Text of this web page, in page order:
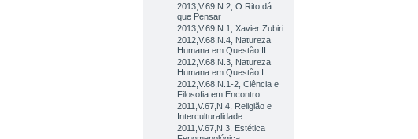
2013,V.69,N.2, O Rito dá
que Pensar
2013,V.69,N.1, Xavier Zubiri
2012,V.68,N.4, Natureza
Humana em Questão II
2012,V.68,N.3, Natureza
Humana em Questão I
2012,V.68,N.1-2, Ciência e
Filosofia em Encontro
2011,V.67,N.4, Religião e
Interculturalidade
2011,V.67,N.3, Estética